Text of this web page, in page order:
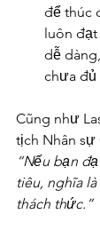
để thúc
luôn đạt
dễ
chưa đủ
Cũng như
tịch Nhân
“Nếu bạn
tiêu, nghĩa
thách thức.”